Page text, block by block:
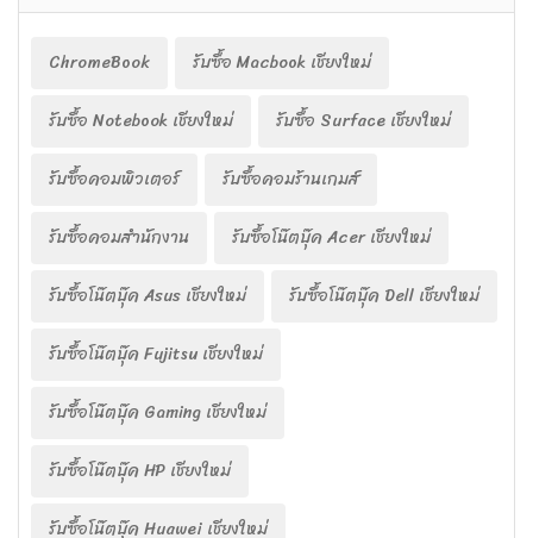
ChromeBook
รับซื้อ Macbook เชียงใหม่
รับซื้อ Notebook เชียงใหม่
รับซื้อ Surface เชียงใหม่
รับซื้อคอมพิวเตอร์
รับซื้อคอมร้านเกมส์
รับซื้อคอมสำนักงาน
รับซื้อโน๊ตบุ๊ค Acer เชียงใหม่
รับซื้อโน๊ตบุ๊ค Asus เชียงใหม่
รับซื้อโน๊ตบุ๊ค Dell เชียงใหม่
รับซื้อโน๊ตบุ๊ค Fujitsu เชียงใหม่
รับซื้อโน๊ตบุ๊ค Gaming เชียงใหม่
รับซื้อโน๊ตบุ๊ค HP เชียงใหม่
รับซื้อโน๊ตบุ๊ค Huawei เชียงใหม่